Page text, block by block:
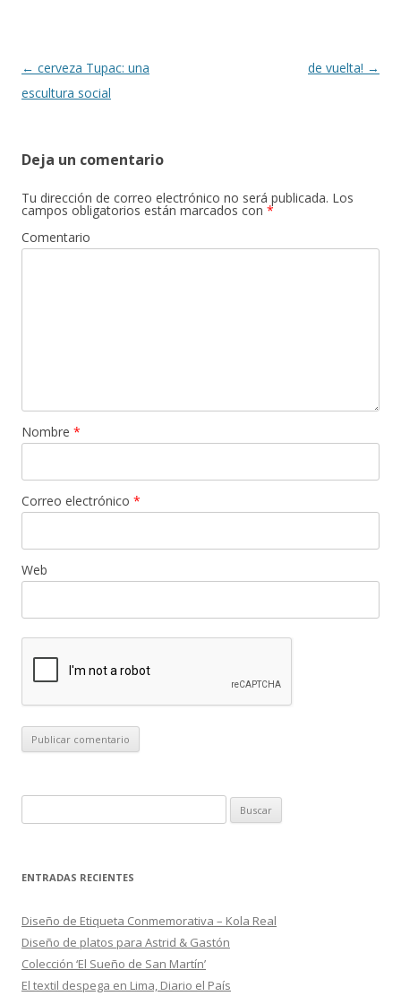
k r
Navegación
de
← cerveza Tupac: una
escultura social
de vuelta! →
Deja un comentario
Tu dirección de correo electrónico no será publicada. Los
campos obligatorios están marcados con *
Comentario
Nombre *
Correo electrónico *
Web
u
c
r
:
ENTRADAS RECIENTES
Diseño de Etiqueta Conmemorativa – Kola Real
Diseño de platos para Astrid & Gastón
Colección ‘El Sueño de San Martín’
El textil despega en Lima, Diario el País